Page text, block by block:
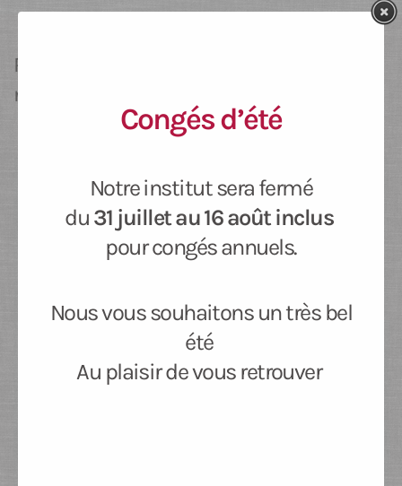
Restez informé en vous inscrivant à notre
newsletter
Newsletter
Ne manquez pas les promotions et les nouveautés que nous
réservons à nos fidèles abonnés.
Votre adresse de messagerie est uniquement utilisée
pour vous envoyer notre lettre d'information ainsi que
Congés d’été
Notre institut sera fermé
du 31 juillet au 16 août inclus
pour congés annuels.
Nous vous souhaitons un très bel
été
Au plaisir de vous retrouver